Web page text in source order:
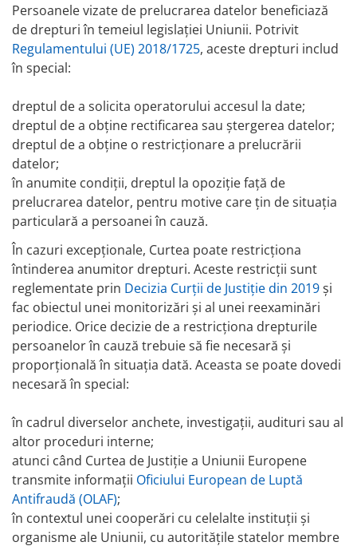
Persoanele vizate de prelucrarea datelor beneficiază
de drepturi în temeiul legislației Uniunii. Potrivit
Regulamentului (UE) 2018/1725, aceste drepturi includ
în special:
dreptul de a solicita operatorului accesul la date;
dreptul de a obține rectificarea sau ștergerea datelor;
dreptul de a obține o restricționare a prelucrării
datelor;
în anumite condiții, dreptul la opoziție față de
prelucrarea datelor, pentru motive care țin de situația
particulară a persoanei în cauză.
În cazuri excepționale, Curtea poate restricționa
întinderea anumitor drepturi. Aceste restricții sunt
reglementate prin Decizia Curții de Justiție din 2019și
fac obiectul unei monitorizări și al unei reexaminări
periodice. Orice decizie de a restricționa drepturile
persoanelor în cauză trebuie să fie necesară și
proporțională în situația dată. Aceasta se poate dovedi
necesară în special:
în cadrul diverselor anchete, investigații, audituri sau al
altor proceduri interne;
atunci când Curtea de Justiție a Uniunii Europene
transmite informații Oficiului European de Luptă
Antifraudă (OLAF);
în contextul unei cooperări cu celelalte instituții și
organisme ale Uniunii, cu autoritățile statelor membre